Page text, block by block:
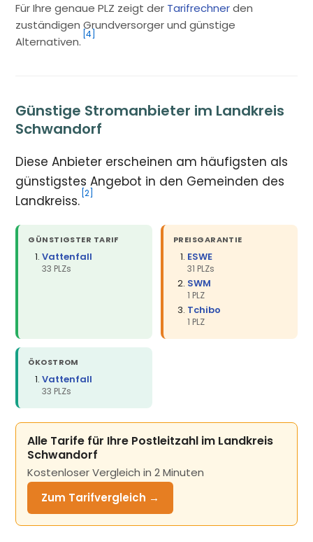
Für Ihre genaue PLZ zeigt der Tarifrechnerden
zuständigen Grundversorger und günstige
Alternativen.
[4]
Günstige Stromanbieter im Landkreis
Schwandorf
Diese Anbieter erscheinen am häufigsten als
günstigstes Angebot in den Gemeinden des
Landkreiss. [2]
GÜNSTIGSTER TARIF
Vattenfall
33 PLZs
PREISGARANTIE
ESWE
31 PLZs
SWM
1 PLZ
Tchibo
1 PLZ
ÖKOSTROM
Vattenfall
33 PLZs
Alle Tarife für Ihre Postleitzahl im Landkreis
Schwandorf
Kostenloser Vergleich in 2 Minuten
Zum Tarifvergleich →